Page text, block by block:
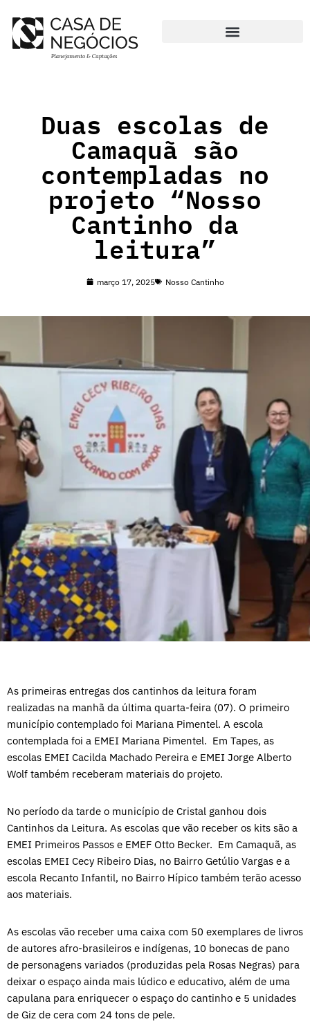
Pular
Duas escolas de
Camaquã são
contempladas no
projeto “Nosso
Cantinho da
leitura”
março 17, 2025 Nosso Cantinho
As primeiras entregas dos cantinhos da leitura foram
realizadas na manhã da última quarta-feira (07). O primeiro
município contemplado foi Mariana Pimentel. A escola
contemplada foi a EMEI Mariana Pimentel. Em Tapes, as
escolas EMEI Cacilda Machado Pereira e EMEI Jorge Alberto
Wolf também receberam materiais do projeto.
No período da tarde o município de Cristal ganhou dois
Cantinhos da Leitura. As escolas que vão receber os kits são a
EMEI Primeiros Passos e EMEF Otto Becker. Em Camaquã, as
escolas EMEI Cecy Ribeiro Dias, no Bairro Getúlio Vargas e a
escola Recanto Infantil, no Bairro Hípico também terão acesso
aos materiais.
As escolas vão receber uma caixa com 50 exemplares de livros
de autores afro-brasileiros e indígenas, 10 bonecas de pano
de personagens variados (produzidas pela Rosas Negras) para
deixar o espaço ainda mais lúdico e educativo, além de uma
capulana para enriquecer o espaço do cantinho e 5 unidades
de Giz de cera com 24 tons de pele.